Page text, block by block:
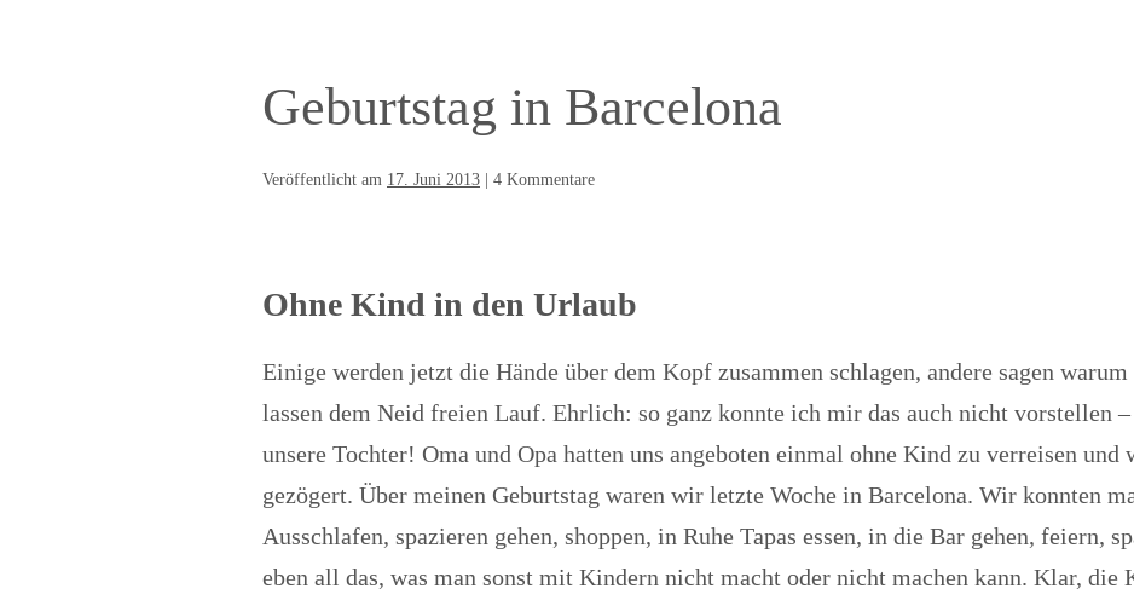
Geburtstag in Barcelona
Veröffentlicht am 17. Juni 2013 4 Kommentare
Ohne Kind in den Urlaub
Einige werden jetzt die Hände über dem Kopf zusammen schlagen, andere sagen
lassen dem Neid freien Lauf. Ehrlich: so ganz konnte ich mir das auch nicht vorstellen
unsere Tochter! Oma und Opa hatten uns angeboten einmal ohne Kind zu verreisen und
gezögert. Über meinen Geburtstag waren wir letzte Woche in Barcelona. Wir konnten
Ausschlafen, spazieren gehen, shoppen, in Ruhe Tapas essen, in die Bar gehen, feiern,
eben all das, was man sonst mit Kindern nicht macht oder nicht machen kann. Klar, die